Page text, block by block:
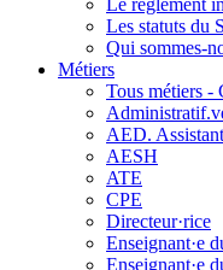
Les statuts du
Qui sommes-
Métiers
Tous métiers -
AED.
AESH
ATE
CPE
Directeur·rice
Enseignant·e
Enseignant·e